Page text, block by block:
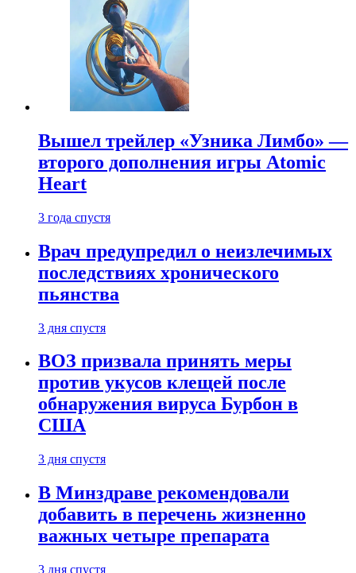
Вышел трейлер «Узника Лимбо» —
второго дополнения игры Atomic
Heart
3 года спустя
Врач предупредил о неизлечимых
последствиях хронического
пьянства
3 дня спустя
ВОЗ призвала принять меры
против укусов клещей после
обнаружения вируса Бурбон в
США
3 дня спустя
В Минздраве рекомендовали
добавить в перечень жизненно
важных четыре препарата
3 дня спустя